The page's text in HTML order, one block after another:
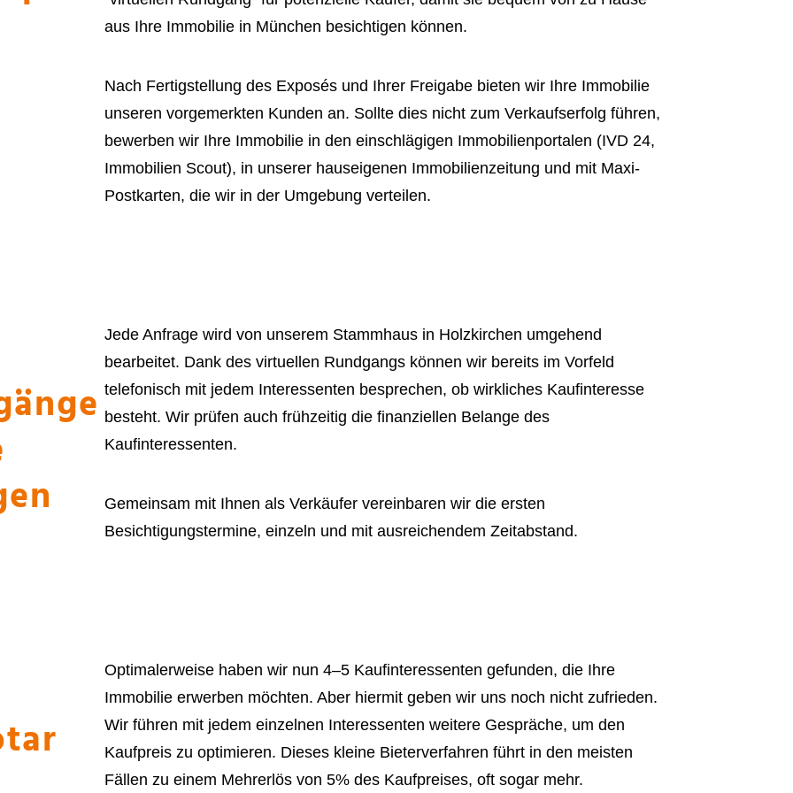
aus Ihre Immobilie in München besichtigen können.
Nach Fertigstellung des Exposés und Ihrer Freigabe bieten wir Ihre Immobilie
unseren vorgemerkten Kunden an. Sollte dies nicht zum Verkaufserfolg führen,
bewerben wir Ihre Immobilie in den einschlägigen Immobilienportalen (IVD 24,
Immobilien Scout), in unserer hauseigenen Immobilienzeitung und mit Maxi-
Postkarten, die wir in der Umgebung verteilen.
Jede Anfrage wird von unserem Stammhaus in Holzkirchen umgehend
bearbeitet. Dank des virtuellen Rundgangs können wir bereits im Vorfeld
telefonisch mit jedem Interessenten besprechen, ob wirkliches Kaufinteresse
besteht. Wir prüfen auch frühzeitig die finanziellen Belange des
Kaufinteressenten.
Gemeinsam mit Ihnen als Verkäufer vereinbaren wir die ersten
Besichtigungstermine, einzeln und mit ausreichendem Zeitabstand.
Optimalerweise haben wir nun 4–5 Kaufinteressenten gefunden, die Ihre
Immobilie erwerben möchten. Aber hiermit geben wir uns noch nicht zufrieden.
Wir führen mit jedem einzelnen Interessenten weitere Gespräche, um den
Kaufpreis zu optimieren. Dieses kleine Bieterverfahren führt in den meisten
Fällen zu einem Mehrerlös von 5% des Kaufpreises, oft sogar mehr.